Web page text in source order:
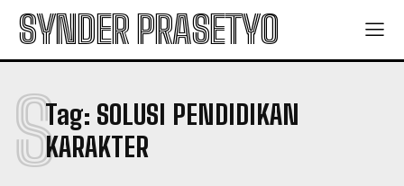
SYNDER PRASETYO
Tag: SOLUSI PENDIDIKAN
KARAKTER
S